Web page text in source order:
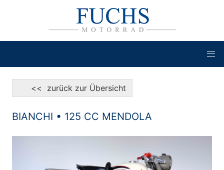
<< zurück zur Übersicht
BIANCHI • 125 CC MENDOLA